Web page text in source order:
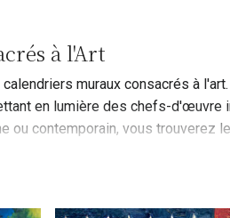
à l'Art
muraux consacrés à l'art.
en lumière des chefs-d'œuvre
ou contemporain, vous trouverez
prestigieuse galerie d'art et